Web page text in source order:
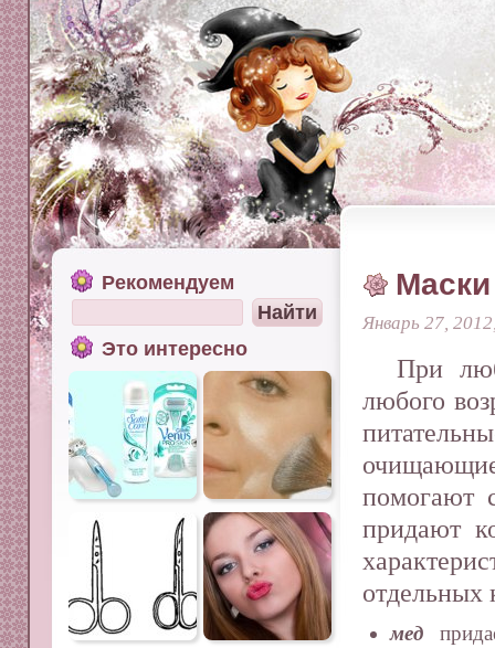
Январь 27,
При
любого
помогают
придают
отдельных
мед
Рекомендуем
Это интересно